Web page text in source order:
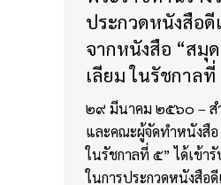
ประกวดหนังสือ
จากหนังสือ “สมุ
เลียม ในรัชกาลที่
๒๙ มีนาคม ๒๕๖๐ – ส
และคณะผู้จัดทำหนังสือ
ในรัชกาลที่ ๕” ได้เข้า
ในการประกวดหนังสือ